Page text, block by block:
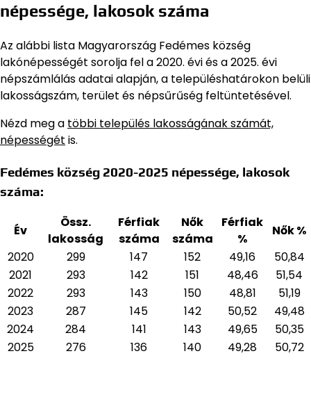
népessége, lakosok száma
Az alábbi lista Magyarország Fedémes község
lakónépességét sorolja fel a 2020. évi és a 2025. évi
népszámlálás adatai alapján,a településhatárokon belüli
lakosságszám, terület és népsűrűség feltüntetésével.
Nézd meg a többi település lakosságának számát,
népességét is.
Fedémes község 2020-2025 népessége, lakosok
száma:
Év
Össz.
lakosság
Férfiak
száma
Nők
száma
Férfiak
%
Nők %
2020
299 147 152 49,16
50,84
2021
293 142 151 48,46
51,54
2022
293 143 150 48,81
51,19
2023
287 145 142 50,52
49,48
2024
284 141 143 49,65
50,35
2025
276 136 140 49,28 50,72